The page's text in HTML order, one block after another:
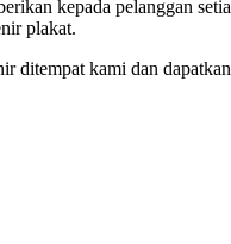
kepada pelanggan
plakat.
ditempat kami dan